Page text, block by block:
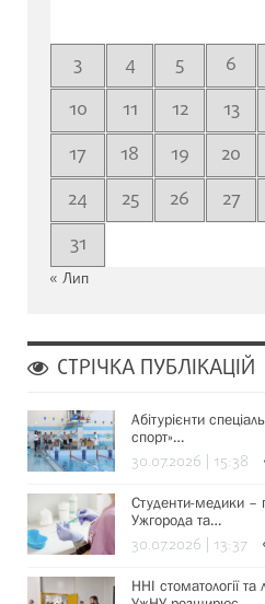
3
4 5 6
10
11 12 13
17
18 19 20
24
25 26 27
31
« Лип
СТРІЧКА ПУБЛІКАЦІЙ
Абітурієнти
спорт»…
30.07.2026 | 15:38
Студенти-медики –
Ужгорода та…
30.07.2026 | 13:37
ННІ стоматології